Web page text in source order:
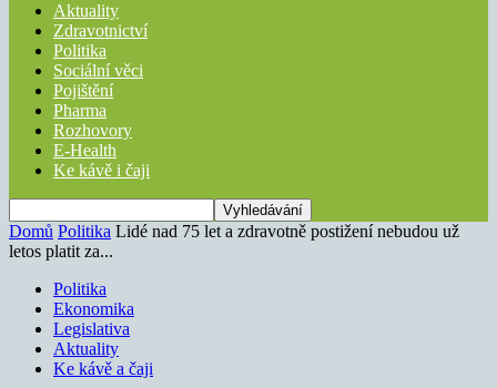
Aktuality
Zdravotnictví
Politika
Sociální věci
Pojištění
Pharma
Rozhovory
E-Health
Ke kávě i čaji
Domů Politika Lidé nad 75 let a zdravotně postižení nebudou už
letos platit za...
Politika
Ekonomika
Legislativa
Aktuality
Ke kávě a čaji